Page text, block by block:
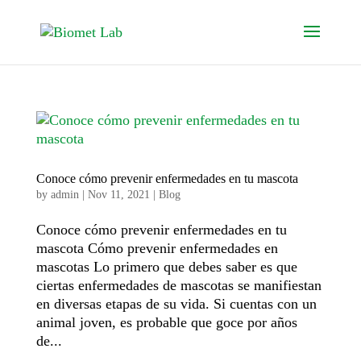
Conoce cómo prevenir enfermedades en tu mascota
by admin| Nov 11, 2021 Blog
Conoce cómo prevenir enfermedades en tu
mascota Cómo prevenir enfermedades en
mascotas Lo primero que debes saber es que
ciertas enfermedades de mascotas se manifiestan
en diversas etapas de su vida. Si cuentas con un
animal joven, es probable que goce por años
de...